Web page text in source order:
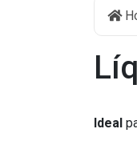
Ideal